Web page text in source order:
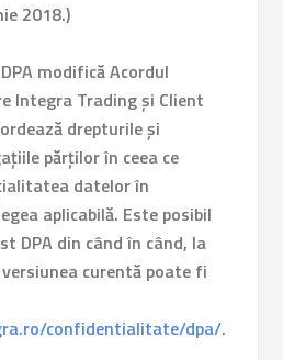
2018.)
modifică Acordul
Integra Trading și Client
drepturile și
părților în ceea ce
datelor în
aplicabilă. Este posibil
DPA din când în când, la
curentă poate fi
confidentialitate/dpa/.